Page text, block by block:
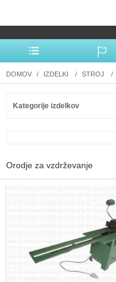
DOMOV IZDELKI STROJ
Kategorije izdelkov
Orodje za vzdrževanje